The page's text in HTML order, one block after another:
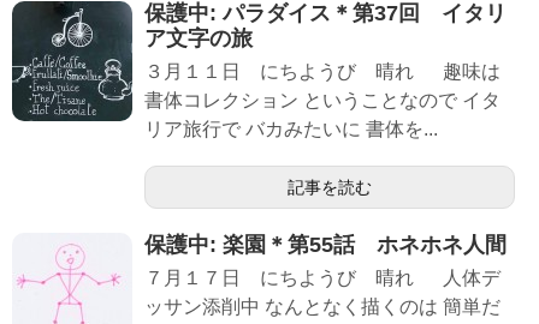
保護中: パラダイス＊第37回 イタリ
ア文字の旅
３月１１日 にちようび 晴れ 趣味は
書体コレクション ということなので イタ
リア旅行で バカみたいに 書体を...
記事を読む
保護中: 楽園＊第55話 ホネホネ人間
７月１７日 にちようび 晴れ 人体デ
ッサン添削中 なんとなく描くのは 簡単だ